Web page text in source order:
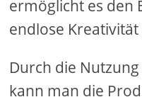
ermöglicht es den
endlose
Durch die
kann man die